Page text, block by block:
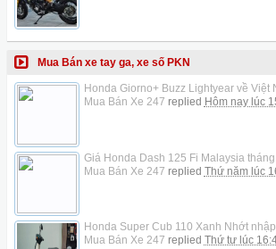
Mua Bán xe tay ga, xe số PKN
Honda Giorno+ Buzz Lightyear về Việt
Mua Bán Xe 247 replied Hôm nay lúc
Giá Honda Dash 125 Fi Malaysia tháng
Mua Bán Xe 247 replied Thứ năm lúc
Honda Super Cub 110 Xanh Nhớt
Mua Bán Xe 247 replied Thứ tư lúc